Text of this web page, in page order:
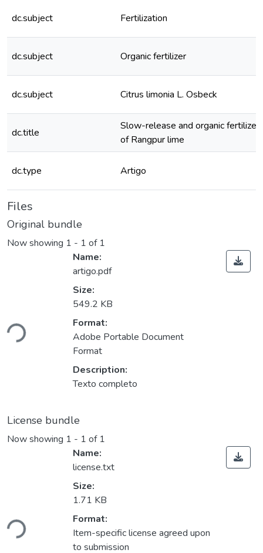
dc.subject Fertilization
dc.subject Organic fertilizer
dc.subject Citrus limonia L. Osbeck
dc.title
Slow-release and organic
of Rangpur lime
dc.type Artigo
Files
Original bundle
Now showing 1 - 1 of 1
Loading...
Name:
artigo.pdf
Size:
549.2 KB
Format:
Adobe Portable Document
Format
Description:
Texto completo
License bundle
Now showing 1 - 1 of 1
Loading...
Name:
license.txt
Size:
1.71 KB
Format:
Item-specific license agreed upon
to submission